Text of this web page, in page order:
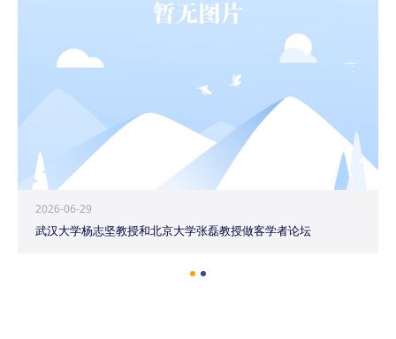
2026-06-29
武汉大学杨志坚教授和北京大学张磊教授做客学者论坛